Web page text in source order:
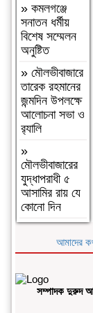
»বগুড়া
আদমদীঘিতে
বাসা বাড়ীতে
দুঃসাহসিক চুরি
সংঘটিত
»দুপচাঁচিয়া
ট্রেনে কাটা পড়ে
যুবকের মৃত্যু
»চারপাশে
সবকিছু আগের
মতোই আছে,
শুধু তোমরাই
নেই”—
উলুয়াইল
এর অশ্রুসিক্ত
»সিলেট রেঞ্জের
শ্রেষ্ঠ অফিসার
»কমলগঞ্জে
সনাতন ধর্মীয়
বিশেষ সম্মেলন
অনুষ্টিত
»মৌলভীবাজারে
তারেক রহমানের
জন্মদিন উপলক্ষে
আলোচনা সভা ও
র‌্যালি
»
মৌলভীবাজারের
যুদ্ধাপরাধী ৫
আসামির রায় যে
কোনো দিন
আমাদের
সম্পাদক দুরুদ